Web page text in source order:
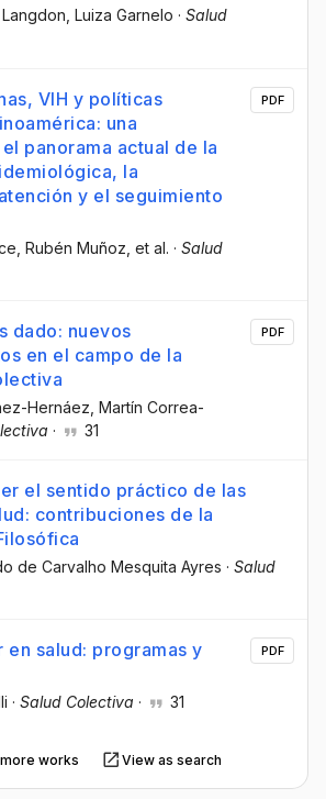
, Luiza Garnelo · Salud
VIH y políticas
una
panorama actual de la
la
y el seguimiento
, Rubén Muñoz , et al. · Salud
PDF
dado: nuevos
en el campo de la
Hernáez , Martín Correa-
· 31
PDF
el sentido práctico de las
contribuciones de la
de Carvalho Mesquita Ayres · Salud
en salud: programas y
· Salud Colectiva · 31
PDF
works View as search